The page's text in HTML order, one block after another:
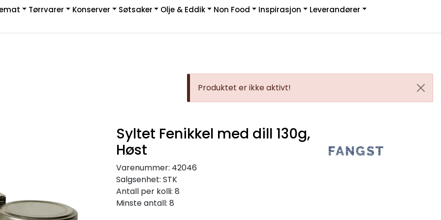
& Retur |
Tørrvarer Konserver Søtsaker Olje & Eddik Non Food Inspirasjon Leverandører
Produktet er ikke aktivt!
Syltet Fenikkel med dill 130g,
Høst
Varenummer: 42046
Salgsenhet: STK
Antall per kolli: 8
Minste antall: 8